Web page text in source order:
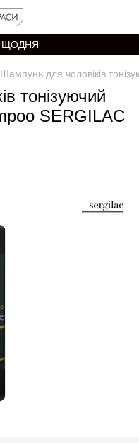
ЩОДНЯ
Шампунь для чоловіків
тонізуючий
SERGILAC